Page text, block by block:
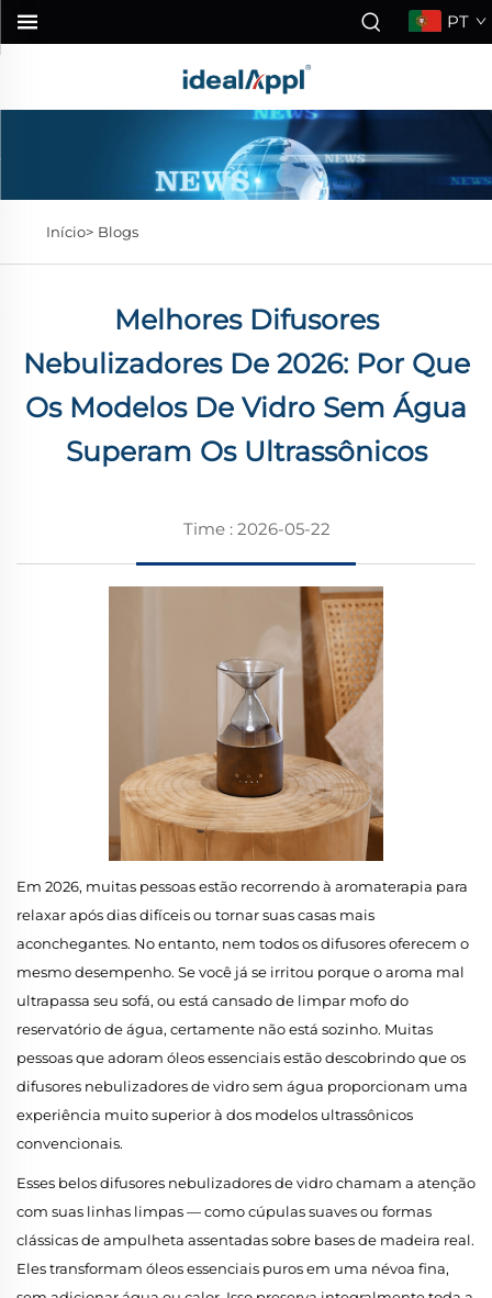
PT
Início> Blogs
Melhores Difusores
Nebulizadores De 2026: Por Que
Os Modelos De Vidro Sem Água
Superam Os Ultrassônicos
Time : 2026-05-22
Em 2026, muitas pessoas estão recorrendo à aromaterapia para
relaxar após dias difíceis ou tornar suas casas mais
aconchegantes. No entanto, nem todos os difusores oferecem o
mesmo desempenho. Se você já se irritou porque o aroma mal
ultrapassa seu sofá, ou está cansado de limpar mofo do
reservatório de água, certamente não está sozinho. Muitas
pessoas que adoram óleos essenciais estão descobrindo que os
difusores nebulizadores de vidro sem água proporcionam uma
experiência muito superior à dos modelos ultrassônicos
convencionais.
Esses belos difusores nebulizadores de vidro chamam a atenção
com suas linhas limpas — como cúpulas suaves ou formas
clássicas de ampulheta assentadas sobre bases de madeira real.
Eles transformam óleos essenciais puros em uma névoa fina,